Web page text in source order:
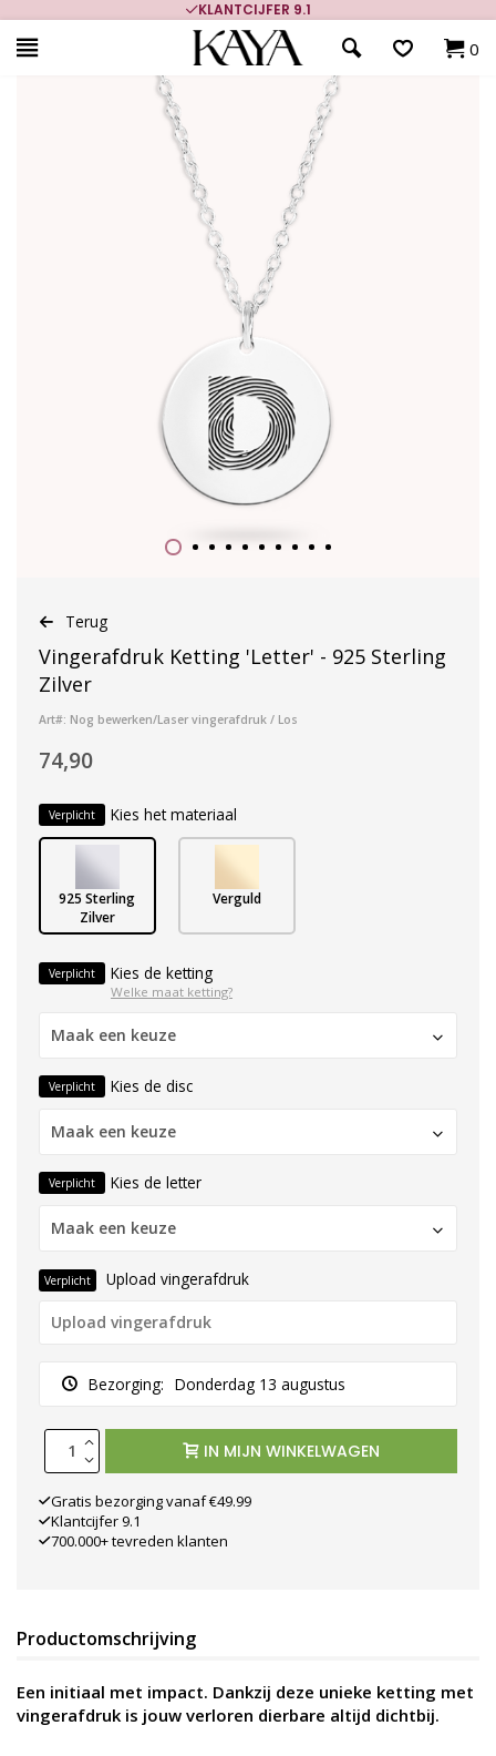
KLANTCIJFER 9.1
0
Terug
Vingerafdruk Ketting 'Letter' - 925 Sterling
Zilver
Art#: Nog bewerken/Laser vingerafdruk / Los
74,90
Verplicht Kies het materiaal
925 Sterling
Zilver
Verguld
Verplicht Kies de ketting
Welke maat ketting?
Maak een keuze
Verplicht Kies de disc
Maak een keuze
Verplicht Kies de letter
Maak een keuze
Verplicht Upload vingerafdruk
Bezorging: Donderdag 13 augustus
IN MIJN WINKELWAGEN
Gratis bezorging vanaf €49.99
Klantcijfer 9.1
700.000+ tevreden klanten
Productomschrijving
Een initiaal met impact. Dankzij deze unieke ketting met
vingerafdruk is jouw verloren dierbare altijd dichtbij.